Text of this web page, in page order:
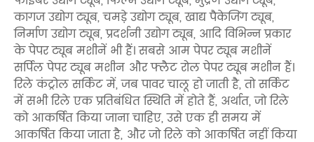
कागज उद्योग ट्यूब, चमड़े उद्योग ट्यूब, खाद्य पैकेजिंग ट्यूब,
निर्माण उद्योग ट्यूब, प्रदर्शनी उद्योग ट्यूब, आदि विभिन्न प्रकार
के पेपर ट्यूब मशीनें भी हैं। सबसे आम पेपर ट्यूब मशीनें
सर्पिल पेपर ट्यूब मशीन और फ्लैट रोल पेपर ट्यूब मशीन हैं।
रिले कंट्रोल सर्किट में, जब पावर चालू हो जाती है, तो सर्किट
में सभी रिले एक प्रतिबंधित स्थिति में होते हैं, अर्थात, जो रिले
को आकर्षित किया जाना चाहिए, उसे एक ही समय में
आकर्षित किया जाता है, और जो रिले को आकर्षित नहीं किया